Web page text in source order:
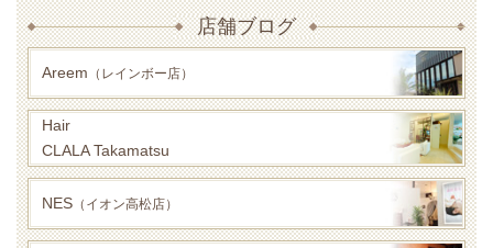
店舗ブログ
Areem （レインボー店）
Hair
CLALA Takamatsu
NES （イオン高松店）